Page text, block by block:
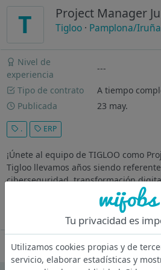
T Project Manager
Tigloo · Pamplona/Iruña
Nivel de
experiencia
---
Tipo de contrato
A tiempo
Publicada
23 may.
. ERP
¡Únete al equipo de TIGLOO como
Tigloo llevamos años siendo
ciberseguridad, transformación
ayudando a empresas e instituciones
optimizar y potenciar su...
Tu privacidad es
Utilizamos cookies propias y de
servicio, elaborar estadísticas y